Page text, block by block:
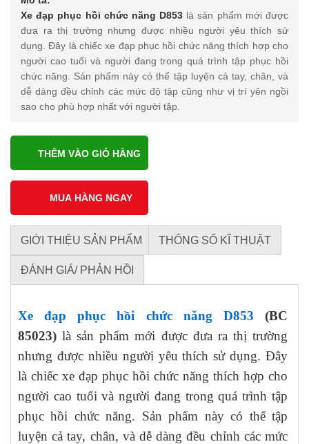
Xe đạp phục hồi chức năng D853 là sản phẩm mới được
đưa ra thị trường nhưng được nhiều người yêu thích sử
dụng. Đây là chiếc xe đạp phục hồi chức năng thích hợp cho
người cao tuổi và người đang trong quá trình tập phục hồi
chức năng. Sản phẩm này có thể tập luyện cả tay, chân, và
dễ dàng đều chỉnh các mức độ tập cũng như vị trí yên ngồi
sao cho phù hợp nhất với người tập.
THÊM VÀO GIỎ HÀNG
GIỚI THIỆU SẢN PHẨM THÔNG SỐ KĨ THUẬT
ĐÁNH GIÁ/ PHẢN HỒI
Xe đạp phục hồi chức năng D853 (BC
85023)là sản phẩm mới được đưa ra thị trường
nhưng được nhiều người yêu thích sử dụng. Đây
là chiếc xe đạp phục hồi chức năng thích hợp cho
người cao tuổi và người đang trong quá trình tập
phục hồi chức năng. Sản phẩm này có thể tập
luyện cả tay, chân, và dễ dàng đều chỉnh các mức